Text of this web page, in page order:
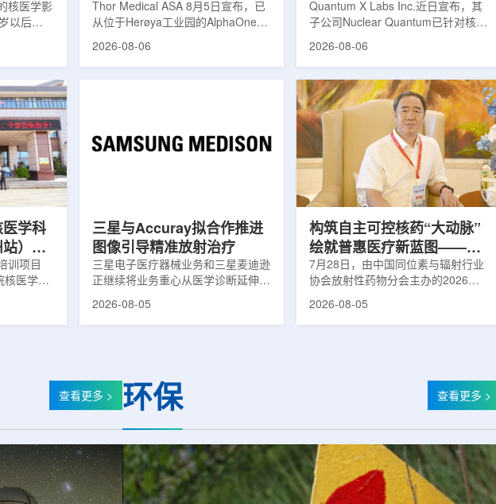
核医学影
以后首
性症状的
性精神
康对照
白PET示
白PET示
试者大
白积累
晚发性精
业供货启动
Thor Medical ASA 8月5日宣布，已
从位于Herøya工业园的AlphaOne生
产设施完成首批高纯度钍-228(Th-
工业规模制造的开始，首批客户交付
表明公司已完成从产能建设到利用首
2026-08-06
拟
Quantum X Labs Inc.近日宣布，其
子公司Nuclear Quantum已针对核工
业计算模拟中的一项瓶颈提出新方
算密集型场景。据介绍，传统粒子输
运模拟在核医学系统设计中具有重要
作用，但往往需要大量计算资源，并
伴随较长运行时间，影响研发和优化
效率。Nuclear Quantum此次提出的
技术，旨在把物理输运模型转化为量
子电路，使粒子传播和随机游走动力
学能够直接在量子计算框架中表示和
2026-08-06
学科
）与
诊疗
启动
训项目
核医学诊
肿瘤医院
核医学分
病...
三星与Accuray拟合作推进
图像引导精准放射治疗
三星电子医疗器械业务和三星麦迪逊
正继续将业务重心从医学诊断延伸至
治疗领域。8月5日，三星HME美国
CT扫描仪BodyTom与Accuray机器
人放射外科平台CyberKnife相结合。
连接起来，使医务人员能够更准确地
确...
2026-08-05
构筑自主可控核药“大动脉”
绘就普惠医疗新蓝图——专
访中国同辐总工程师、中核
集团首席科学家刘蕴韬
7月28日，由中国同位素与辐射行业
协会放射性药物分会主办的2026年
放射性药物创新发展大会在山西省太
辐党委委员、总工程师、中核集团首
席科学家刘蕴韬接受记者专访时表
持续缩小城乡核医疗资源差距。同
时，以...
2026-08-05
查看更多 > 环保 查看更多 >